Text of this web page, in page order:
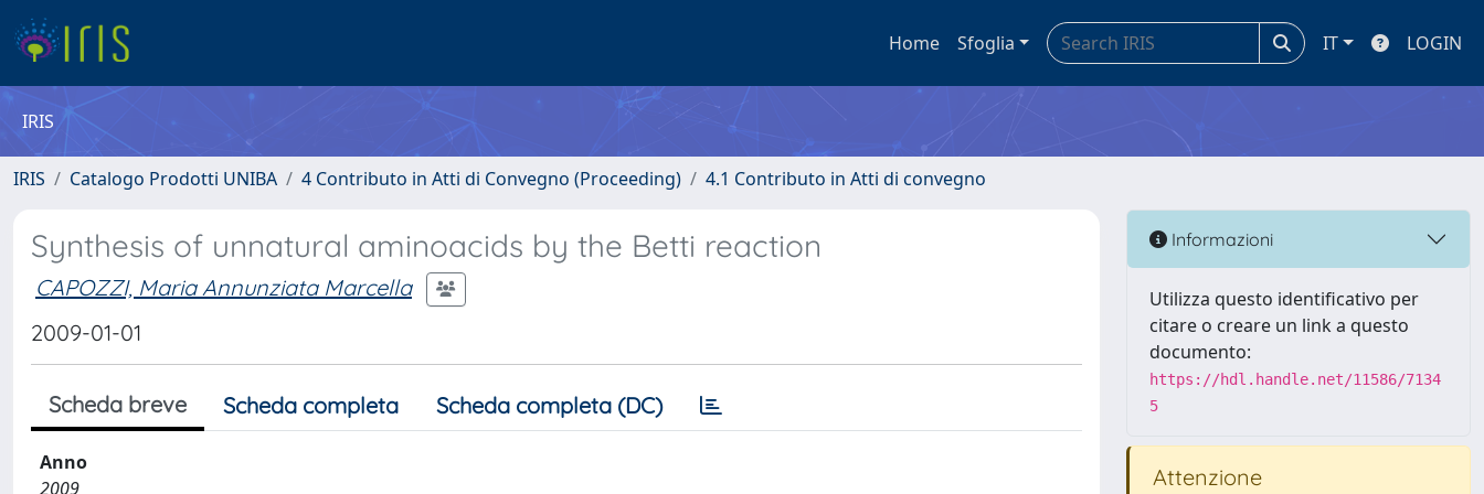
Home Sfoglia IT LOGIN
IRIS
IRIS Catalogo Prodotti UNIBA 4 Contributo in Atti di Convegno (Proceeding) 4.1 Contributo in Atti di convegno
Synthesis of unnatural aminoacids by the Betti reaction
CAPOZZI, Maria Annunziata Marcella
2009-01-01
Scheda breve Scheda completa Scheda completa (DC)
Anno
2009
Informazioni
Utilizza questo identificativo per
citare o creare un link a questo
documento:
https://hdl.handle.net/11586/7134
5
Attenzione